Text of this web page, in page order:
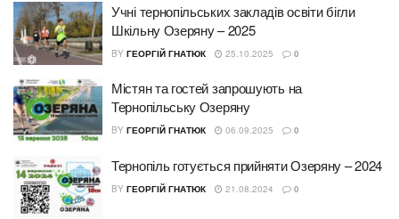
Учні тернопільських закладів освіти бігли
Шкільну Озеряну – 2025
BY ГЕОРГІЙ ГНАТЮК 25.10.2025 0
Містян та гостей запрошують на
Тернопільську Озеряну
BY ГЕОРГІЙ ГНАТЮК 06.09.2025 0
Тернопіль готується прийняти Озеряну – 2024
BY ГЕОРГІЙ ГНАТЮК 21.08.2024 0